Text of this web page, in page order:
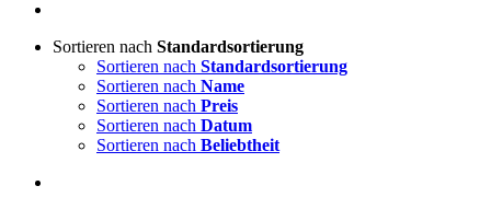
Sortieren nach Standardsortierung
Sortieren nach Standardsortierung
Sortieren nach Name
Sortieren nach Preis
Sortieren nach Datum
Sortieren nach Beliebtheit